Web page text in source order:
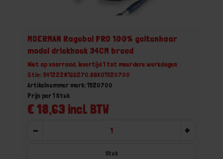
MOERMAN Ragebol PRO 100% geitenhaar
model driekhoek 34CM breed
Niet op voorraad, levertijd 1 tot meerdere werkdagen
Gtin: 5412228166270,BBKO1520700
Artikelnummer merk: 1520700
€ 18,63 incl. BTW
Prijs per 1 Stuk
- +
Stuk